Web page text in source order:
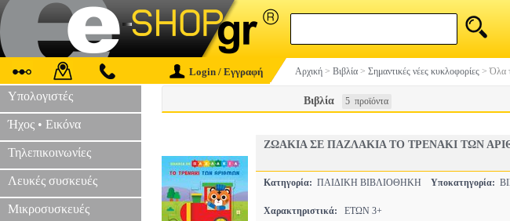
Login / Εγγραφή Αρχική > Βιβλία > Σημαντικές νέες κυκλοφορίες >Όλα
Υπολογιστές
Ήχος • Εικόνα
Τηλεπικοινωνίες
Λευκές συσκευές
Μικροσυσκευές
Βιβλία 5 προϊόντα
ΖΩΑΚΙΑ ΣΕ ΠΑΖΛΑΚΙΑ ΤΟ ΤΡΕΝΑΚΙ ΤΩΝ
Κατηγορία: ΠΑΙΔΙΚΗ ΒΙΒΛΙΟΘΗΚΗ Υποκατηγορία:
Χαρακτηριστικά: ΕΤΩΝ 3+